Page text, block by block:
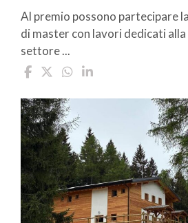
Al premio possono partecipare
di master con lavori dedicati
settore ...